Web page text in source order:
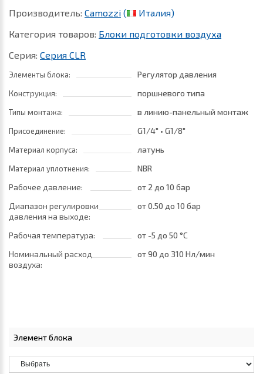
Производитель: Camozzi (
Италия)
Категория товаров: Блоки подготовки воздуха
Серия: Серия CLR
Элементы блока: Регулятор давления
Конструкция: поршневого типа
Типы монтажа: в линию-панельный монтаж
Присоединение: G1/4" • G1/8"
Материал корпуса: латунь
Материал уплотнения:
NBR
Рабочее давление:
от 2 до 10 бар
Диапазон регулировки
давления на выходе:
от 0.50 до 10 бар
Рабочая температура: от -5 до 50 °C
Номинальный расход
воздуха:
от 90 до 310 Нл/мин
Элемент блока